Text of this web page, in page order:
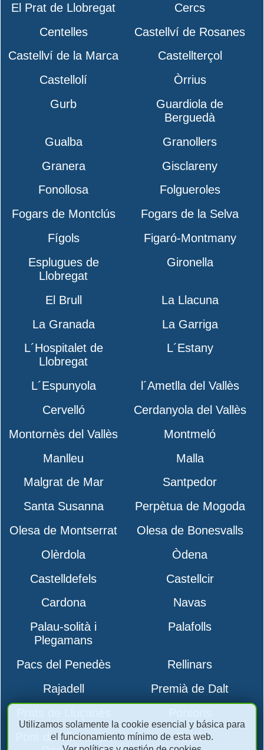
El Prat de Llobregat
Cercs
Centelles
Castellví de Rosanes
Castellví de la Marca
Castellterçol
Castellolí
Òrrius
Gurb
Guardiola de
Berguedà
Gualba
Granollers
Granera
Gisclareny
Fonollosa
Folgueroles
Fogars de Montclús
Fogars de la Selva
Fígols
Figaró-Montmany
Esplugues de
Llobregat
Gironella
El Brull
La Llacuna
La Granada
La Garriga
L´Hospitalet de
Llobregat
L´Estany
L´Espunyola
l´Ametlla del Vallès
Cervelló
Cerdanyola del Vallès
Montornès del Vallès
Montmeló
Manlleu
Malla
Malgrat de Mar
Santpedor
Santa Susanna
Perpètua de Mogoda
Olesa de Montserrat
Olesa de Bonesvalls
Olèrdola
Òdena
Castelldefels
Castellcir
Cardona
Navas
Palau-solità i
Plegamans
Palafolls
Pacs del Penedès
Rellinars
Rajadell
Premià de Dalt
Pont de Vilomara i
Pujalt
Utilizamos solamente la cookie esencial y básica para
el funcionamiento mínimo de esta web.